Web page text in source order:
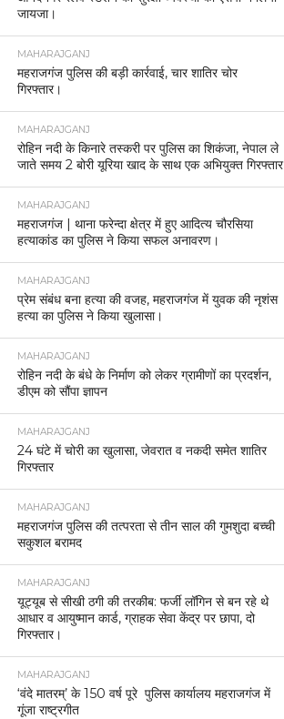
जायजा।
MAHARAJGANJ
महराजगंज पुलिस की बड़ी कार्रवाई, चार शातिर चोर
गिरफ्तार।
MAHARAJGANJ
रोहिन नदी के किनारे तस्करी पर पुलिस का शिकंजा, नेपाल ले
जाते समय 2 बोरी यूरिया खाद के साथ एक अभियुक्त गिरफ्तार
MAHARAJGANJ
महराजगंज | थाना फरेन्दा क्षेत्र में हुए आदित्य चौरसिया
हत्याकांड का पुलिस ने किया सफल अनावरण।
MAHARAJGANJ
प्रेम संबंध बना हत्या की वजह, महराजगंज में युवक की नृशंस
हत्या का पुलिस ने किया खुलासा।
MAHARAJGANJ
रोहिन नदी के बंधे के निर्माण को लेकर ग्रामीणों का प्रदर्शन,
डीएम को सौंपा ज्ञापन
MAHARAJGANJ
24 घंटे में चोरी का खुलासा, जेवरात व नकदी समेत शातिर
गिरफ्तार
MAHARAJGANJ
महराजगंज पुलिस की तत्परता से तीन साल की गुमशुदा बच्ची
सकुशल बरामद
MAHARAJGANJ
यूट्यूब से सीखी ठगी की तरकीब: फर्जी लॉगिन से बन रहे थे
आधार व आयुष्मान कार्ड, ग्राहक सेवा केंद्र पर छापा, दो
गिरफ्तार।
MAHARAJGANJ
‘वंदे मातरम्’ के 150 वर्ष पूरे पुलिस कार्यालय महराजगंज में
गूंजा राष्ट्रगीत